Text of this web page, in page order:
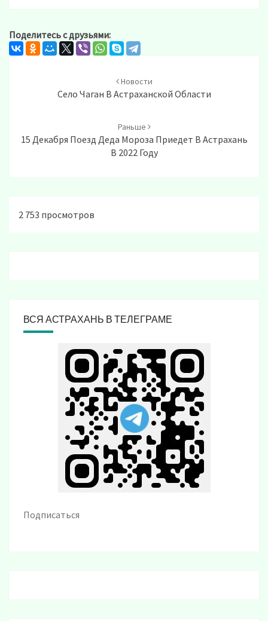
Поделитесь с друзьями:
Новости
Село Чаган В Астраханской Области
Раньше
15 Декабря Поезд Деда Мороза Приедет В Астрахань
В 2022 Году
2 753 просмотров
ВСЯ АСТРАХАНЬ В ТЕЛЕГРАМЕ
Подписаться